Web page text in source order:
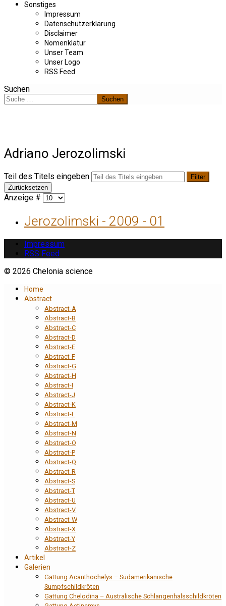
Sonstiges
Impressum
Datenschutzerklärung
Disclaimer
Nomenklatur
Unser Team
Unser Logo
RSS Feed
Suchen
Suchen
Adriano Jerozolimski
Teil des Titels eingeben
Filter
Zurücksetzen
Anzeige #
Jerozolimski - 2009 - 01
Impressum
RSS Feed
© 2026 Chelonia science
Home
Abstract
Abstract-A
Abstract-B
Abstract-C
Abstract-D
Abstract-E
Abstract-F
Abstract-G
Abstract-H
Abstract-I
Abstract-J
Abstract-K
Abstract-L
Abstract-M
Abstract-N
Abstract-O
Abstract-P
Abstract-Q
Abstract-R
Abstract-S
Abstract-T
Abstract-U
Abstract-V
Abstract-W
Abstract-X
Abstract-Y
Abstract-Z
Artikel
Galerien
Gattung Acanthochelys – Südamerikanische
Sumpfschildkröten
Gattung Chelodina – Australische Schlangenhalsschildkröten